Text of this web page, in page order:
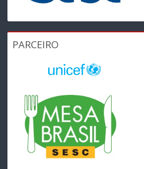
PARCEIRO